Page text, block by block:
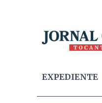
EXPEDIENTE